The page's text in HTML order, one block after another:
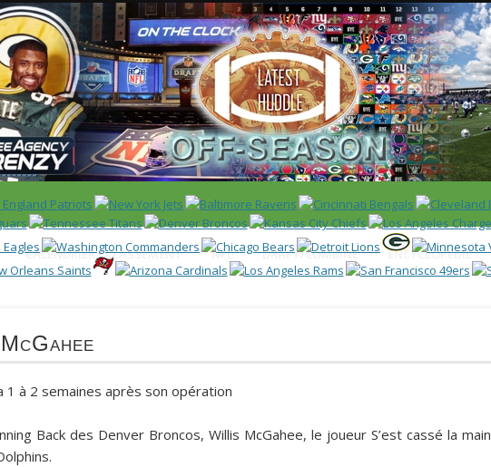
(Foot US)
CALENDRIER / CLASSEMENT NFL DRAFT/COMBINE ENCYCLOPÉDIE
1 à 2 semaines après son opération
Back des Denver Broncos, Willis McGahee, le joueur S’est cassé la main